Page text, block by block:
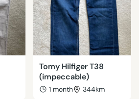
Tomy Hilfiger T38
(impeccable)
1 month 344km